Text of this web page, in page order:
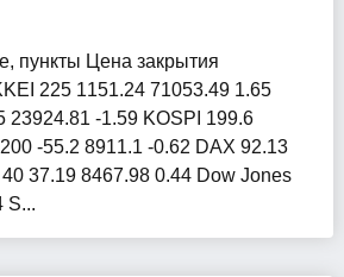
пункты Цена закрытия
225 1151.24 71053.49 1.65
23924.81 -1.59 KOSPI 199.6
-55.2 8911.1 -0.62 DAX 92.13
37.19 8467.98 0.44 Dow Jones
S...